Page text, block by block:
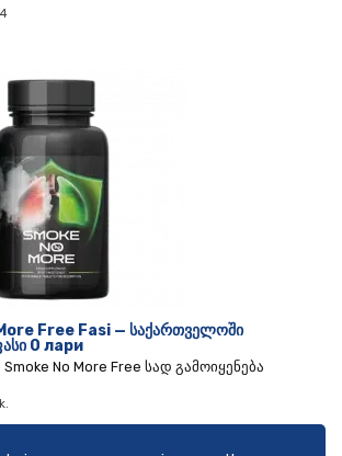
Free Fasi — საქართველოში
0 лари
No More Free სად გამოიყენება